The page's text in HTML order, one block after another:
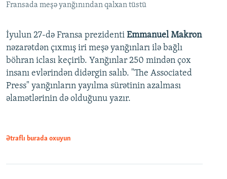
Fransada meşə yanğınından qalxan tüstü
İyulun 27-də Fransa prezidenti Emmanuel Makron
nəzarətdən çıxmış iri meşə yanğınları ilə bağlı
böhran iclası keçirib. Yanğınlar 250 mindən çox
insanı evlərindən didərgin salıb. "The Associated
Press" yanğınların yayılma sürətinin azalması
əlamətlərinin də olduğunu yazır.
Ətraflı burada oxuyun